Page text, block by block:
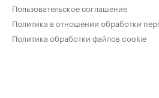
Пользовательское соглашение
Политика в отношении обработки
Политика обработки файлов cookie